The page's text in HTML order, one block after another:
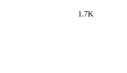
1.7K